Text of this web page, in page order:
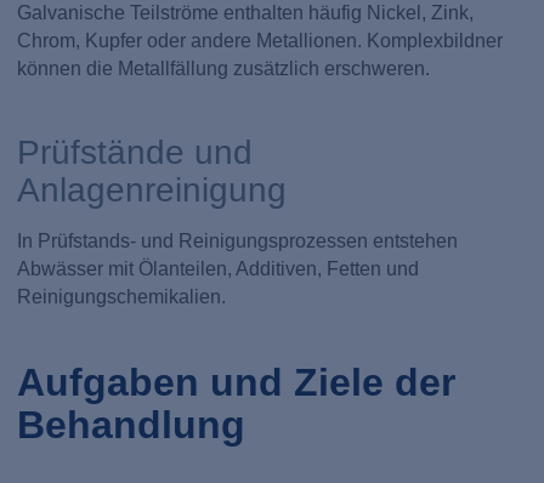
Galvanische Teilströme enthalten häufig Nickel, Zink,
Chrom, Kupfer oder andere Metallionen. Komplexbildner
können die Metallfällung zusätzlich erschweren.
Prüfstände und
Anlagenreinigung
In Prüfstands- und Reinigungsprozessen entstehen
Abwässer mit Ölanteilen, Additiven, Fetten und
Reinigungschemikalien.
Aufgaben und Ziele der
Behandlung